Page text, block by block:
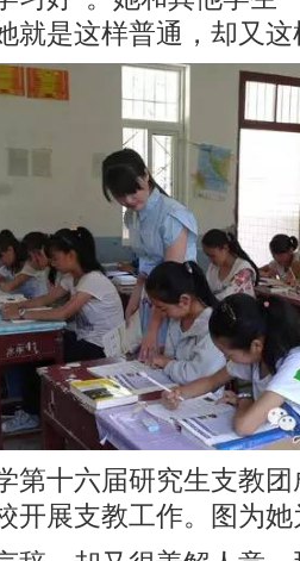
就是这样普通，却又
十六届研究生支教团
开展支教工作。图为